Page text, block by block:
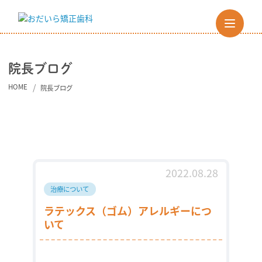
院長ブログ
HOME 院長ブログ
2022.08.28
治療について
ラテックス（ゴム）アレルギーにつ
いて